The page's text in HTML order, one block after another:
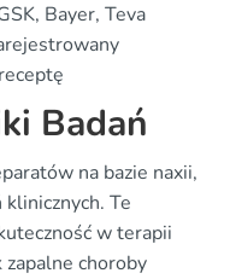
Bayer, Teva
Badań
na bazie naxii,
Te
w terapii
choroby